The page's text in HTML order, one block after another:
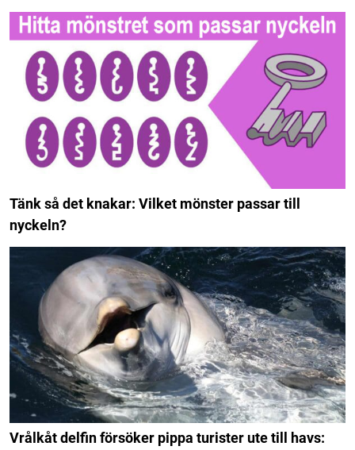
Tänk så det knakar: Vilket mönster passar till
nyckeln?
Vrålkåt delfin försöker pippa turister ute till havs: